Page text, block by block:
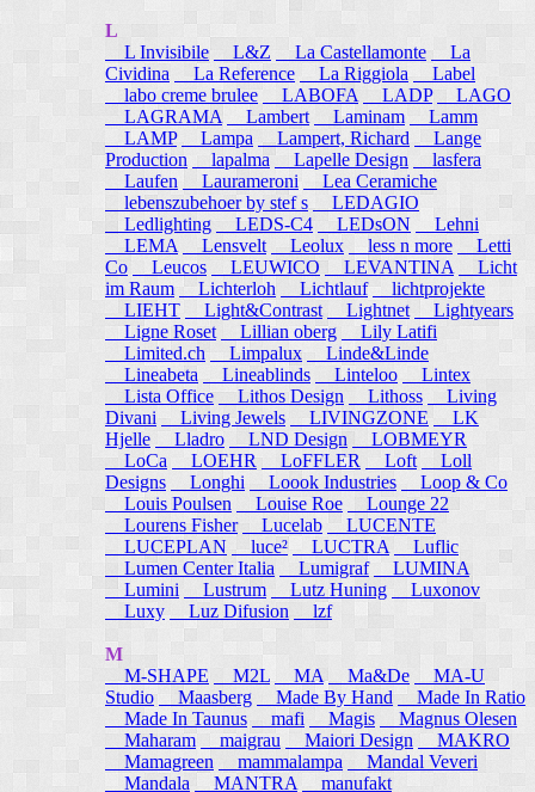
L
L Invisibile
L&Z La Castellamonte
La
Cividina
La Reference La Riggiola
Label
labo creme brulee
LABOFA LADP
LAGO
LAGRAMA
Lambert Laminam
Lamm
LAMP
Lampa Lampert, Richard
Lange
Production
lapalma Lapelle Design
lasfera
Laufen
Laurameroni
Lea Ceramiche
lebenszubehoer by stef s
LEDAGIO
Ledlighting
LEDS-C4 LEDsON
Lehni
LEMA
Lensvelt Leolux less n more
Letti
Co
Leucos LEUWICO LEVANTINA
Licht
im Raum
Lichterloh Lichtlauf lichtprojekte
LIEHT
Light&Contrast Lightnet
Lightyears
Ligne Roset
Lillian oberg
Lily Latifi
Limited.ch
Limpalux
Linde&Linde
Lineabeta
Lineablinds Linteloo
Lintex
Lista Office Lithos Design Lithoss
Living
Divani
Living Jewels LIVINGZONE
LK
Hjelle
Lladro LND Design
LOBMEYR
LoCa
LOEHR LoFFLER Loft
Loll
Designs
Longhi Loook Industries
Loop & Co
Louis Poulsen
Louise Roe
Lounge 22
Lourens Fisher
Lucelab
LUCENTE
LUCEPLAN
luce² LUCTRA
Luflic
Lumen Center Italia
Lumigraf
LUMINA
Lumini
Lustrum Lutz Huning
Luxonov
Luxy
Luz Difusion lzf
M
M-SHAPE
M2L MA Ma&De
MA-U
Studio
Maasberg Made By Hand
Made In Ratio
Made In Taunus
mafi Magis
Magnus Olesen
Maharam
maigrau Maiori Design
MAKRO
Mamagreen
mammalampa
Mandal Veveri
Mandala
MANTRA
manufakt